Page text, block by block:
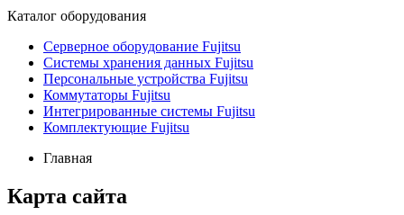
Каталог оборудования
Серверное оборудование Fujitsu
Системы хранения данных Fujitsu
Персональные устройства Fujitsu
Коммутаторы Fujitsu
Интегрированные системы Fujitsu
Комплектующие Fujitsu
Главная
Карта сайта